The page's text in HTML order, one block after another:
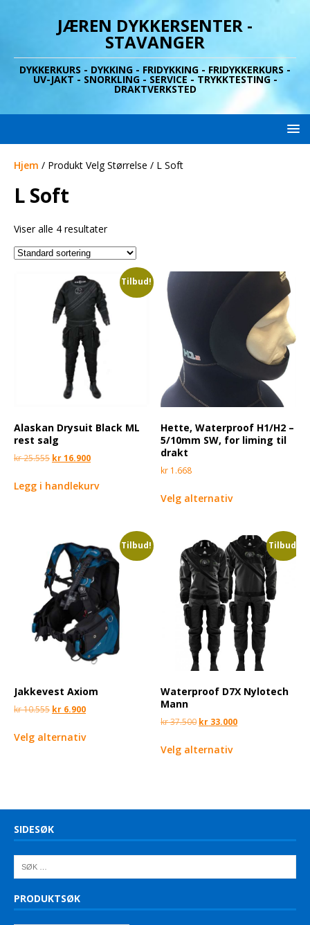
JÆREN DYKKERSENTER -
STAVANGER
DYKKERKURS - DYKKING - FRIDYKKING - FRIDYKKERKURS -
UV-JAKT - SNORKLING - SERVICE - TRYKKTESTING -
DRAKTVERKSTED
Hjem / Produkt Velg Størrelse / L Soft
L Soft
Viser alle 4 resultater
Tilbud!
Alaskan Drysuit Black ML
rest salg
kr25.555 kr16.900
Legg i handlekurv
Hette, Waterproof H1/H2 –
5/10mm SW, for liming til
drakt
kr 1.668
Velg alternativ
Tilbud!
Jakkevest Axiom
kr10.555 kr 6.900
Velg alternativ
Tilbud!
Waterproof D7X Nylotech
Mann
kr37.500 kr 33.000
Velg alternativ
SIDESØK
PRODUKTSØK